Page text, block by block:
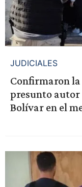
JUDICIALES
Confirmaron
presunto autor
Bolívar en el